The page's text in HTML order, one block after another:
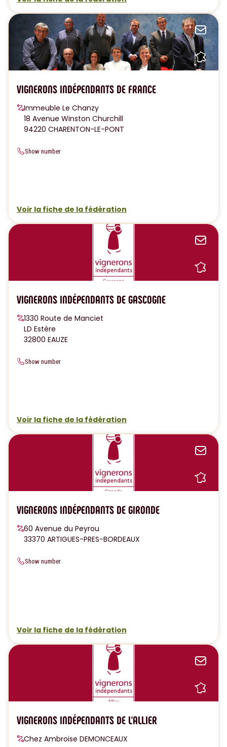
VIGNERONS INDÉPENDANTS DE FRANCE
Immeuble Le Chanzy
18 Avenue Winston Churchill
94220 CHARENTON-LE-PONT
Show number
Voir la fiche de la fédération
VIGNERONS INDÉPENDANTS DE GASCOGNE
1330 Route de Manciet
LD Estère
32800 EAUZE
Show number
Voir la fiche de la fédération
VIGNERONS INDÉPENDANTS DE GIRONDE
60 Avenue du Peyrou
33370 ARTIGUES-PRES-BORDEAUX
Show number
Voir la fiche de la fédération
VIGNERONS INDÉPENDANTS DE L'ALLIER
Chez Ambroise DEMONCEAUX